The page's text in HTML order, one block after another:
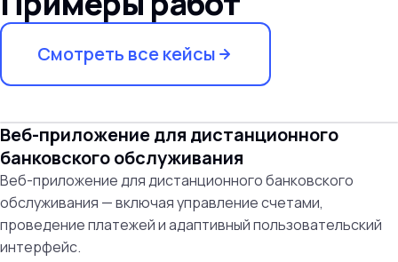
Смотреть все кейсы
Веб-приложение для дистанционного
банковского обслуживания
Веб-приложение для дистанционного банковского
обслуживания — включая управление счетами,
проведение платежей и адаптивный пользовательский
интерфейс.